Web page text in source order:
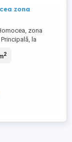
zona
zona
la
mai sus
situat în
Vrancea și acces
2